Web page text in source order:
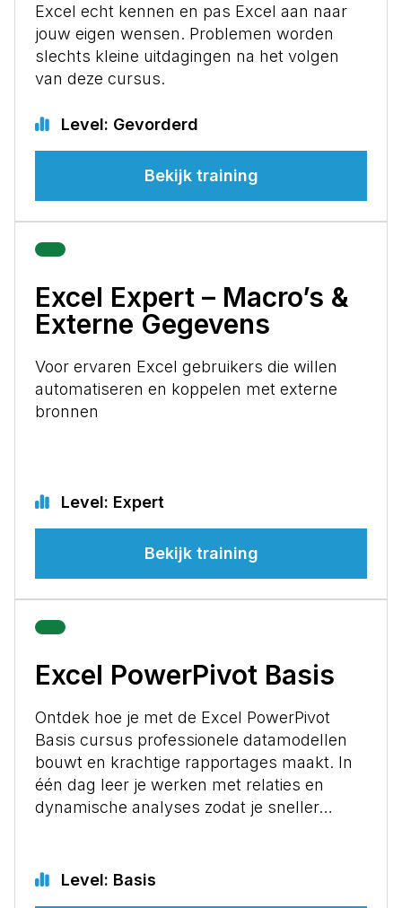
Excel echt kennen en pas Excel aan naar
jouw eigen wensen. Problemen worden
slechts kleine uitdagingen na het volgen
van deze cursus.
Level: Gevorderd
Bekijk training
Excel Expert – Macro’s &
Externe Gegevens
Voor ervaren Excel gebruikers die willen
automatiseren en koppelen met externe
bronnen
Level: Expert
Bekijk training
Excel PowerPivot Basis
Ontdek hoe je met de Excel PowerPivot
Basis cursus professionele datamodellen
bouwt en krachtige rapportages maakt. In
één dag leer je werken met relaties en
dynamische analyses zodat je sneller…
Level: Basis